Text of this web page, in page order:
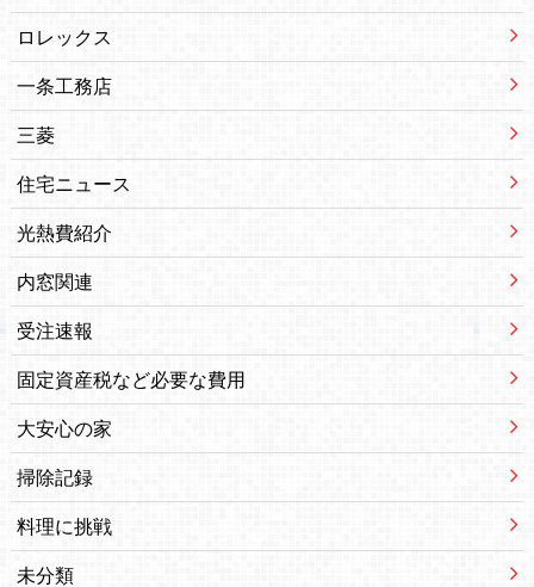
ロレックス
一条工務店
三菱
住宅ニュース
光熱費紹介
内窓関連
受注速報
固定資産税など必要な費用
大安心の家
掃除記録
料理に挑戦
未分類